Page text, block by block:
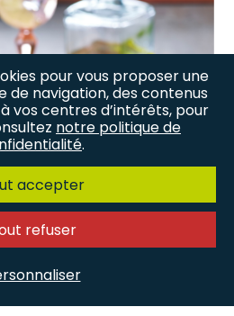
pour vous proposer une
de navigation, des contenus
vos centres d’intérêts, pour
notre politique de
.
accepter
refuser